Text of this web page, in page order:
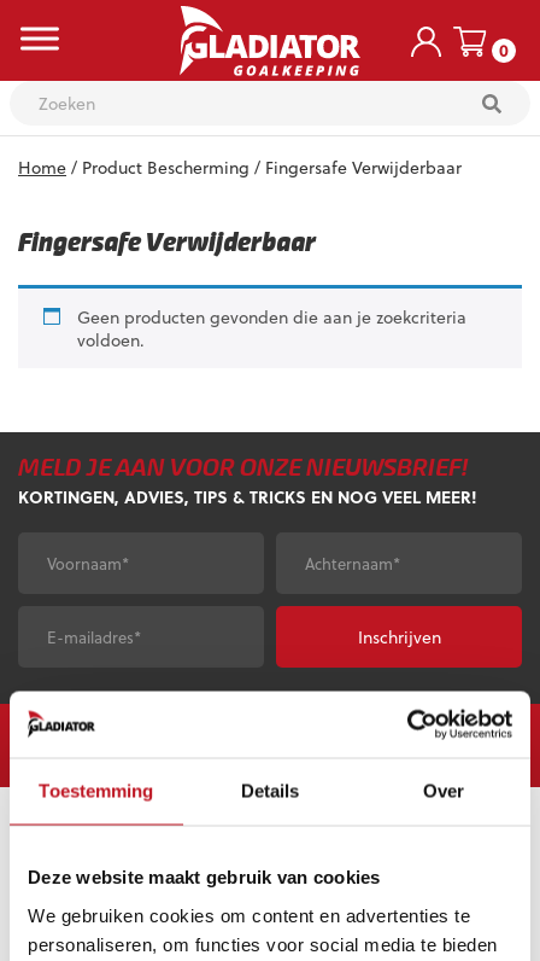
Toestemming Details Over
Deze website maakt gebruik van cookies
We gebruiken cookies om content en advertenties te
personaliseren, om functies voor social media te bieden
0
Home/ Product Bescherming / Fingersafe Verwijderbaar
Fingersafe Verwijderbaar
Geen producten gevonden die aan je zoekcriteria
voldoen.
MELD JE AAN VOOR ONZE NIEUWSBRIEF!
KORTINGEN, ADVIES, TIPS & TRICKS EN NOG VEEL MEER!
Voornaam* Achternaam*
Op werkdagen vóór
KLANTENSERVICE
Veelgestelde vragen (FAQ)
Mijn account